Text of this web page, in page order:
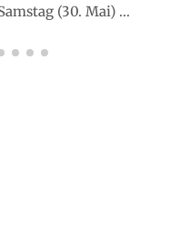
(30. Mai) ...